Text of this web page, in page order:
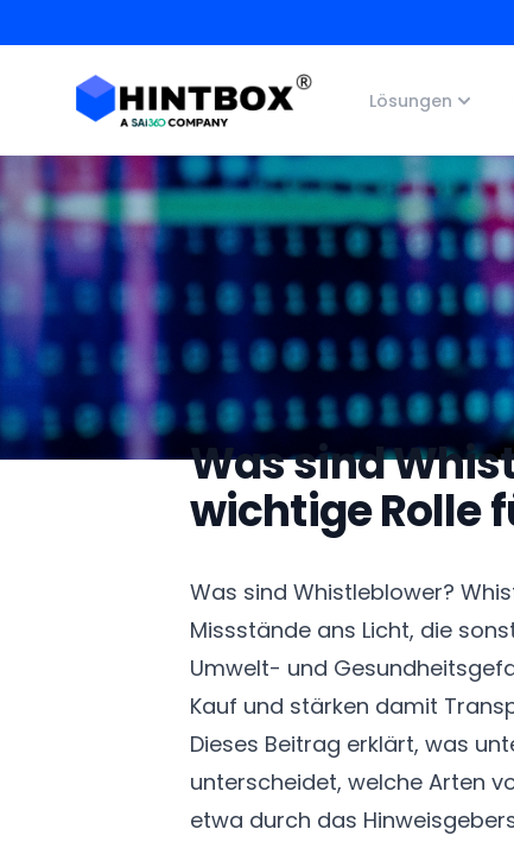
Hintbox Logo Registered
Lösungen
Was sind
wichtige Rolle
Was sind Whistleblower?
Missstände ans Licht, die
Umwelt- und
Kauf und stärken damit
Dieses Beitrag erklärt, was
unterscheidet, welche Arten
etwa durch das